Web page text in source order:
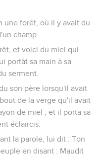
une forêt, où il y avait du
champ.
et voici du miel qui
portât sa main à sa
serment.
son père lorsqu'il avait
de la verge qu'il avait
de miel ; et il porta sa
éclaircis.
la parole, lui dit : Ton
en disant : Maudit